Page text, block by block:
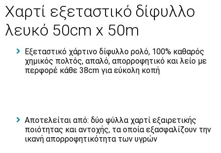
Χαρτί εξεταστικό δίφυλλο
λευκό 50cm x 50m
Εξεταστικό χάρτινο δίφυλλο ρολό, 100% καθαρός
χημικός πολτός, απαλό, απορροφητικό και λείο με
περφορέ κάθε 38cm για εύκολη κοπή
Αποτελείται από: δύο φύλλα χαρτί εξαιρετικής
ποιότητας και αντοχής, τα οποία εξασφαλίζουν την
ικανή απορροφητικότητα των υγρών